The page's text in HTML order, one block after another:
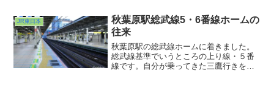
「今回は別ルートで行こう」を繰り返し
ているうちに前回乗ったのいつだったっ
け？状態になってしまっていましたw。
JR東日本
秋葉原駅総武線5・6番線ホームの
往来
秋葉原駅の総武線ホームに着きました。
総武線基準でいうところの上り線・５番
線です。自分が乗ってきた三鷹行きを見